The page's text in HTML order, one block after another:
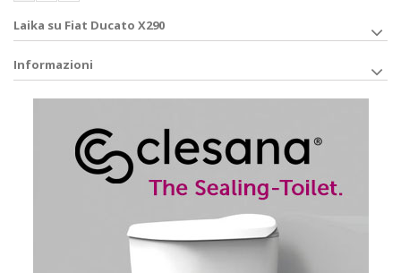
Laika su Fiat Ducato X290
Informazioni